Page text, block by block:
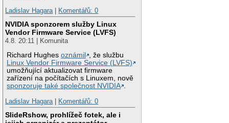
Ladislav Hagara| Komentářů: 0
NVIDIA sponzorem služby Linux
Vendor Firmware Service (LVFS)
4.8. 20:11 | Komunita
Richard Hughesoznámil
, že službu
Linux Vendor Firmware Service (LVFS)
umožňující aktualizovat firmware
zařízení na počítačích s Linuxem, nově
sponzoruje také společnost NVIDIA .
Ladislav Hagara| Komentářů: 0
SlideRshow, prohlížeč fotek, ale i